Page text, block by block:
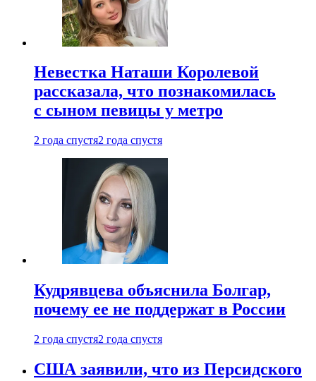
Невестка Наташи Королевой
рассказала, что познакомилась
с сыном певицы у метро
2 года спустя2 года спустя
Кудрявцева объяснила Болгар,
почему ее не поддержат в России
2 года спустя2 года спустя
США заявили, что из Персидского